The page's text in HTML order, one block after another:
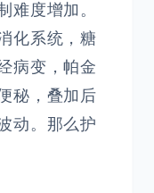
难度增加。
化系统，糖
病变，帕金
秘，叠加后
动。那么护